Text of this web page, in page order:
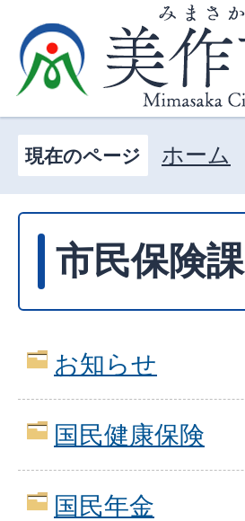
現在のページ ホーム
市民保険課
お知らせ
国民健康保険
国民年金